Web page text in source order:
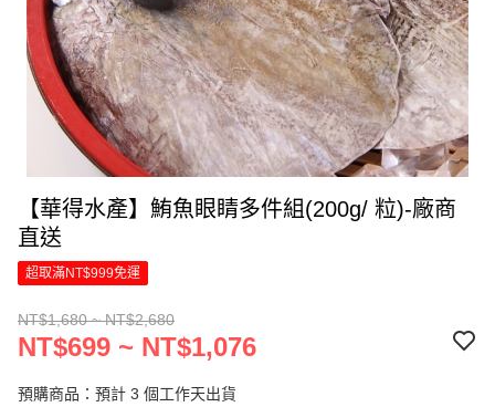
【華得水產】鮪魚眼睛多件組(200g/ 粒)-廠商
直送
超取滿NT$999免運
NT$1,680 ~ NT$2,680
NT$699 ~ NT$1,076
預購商品：預計 3 個工作天出貨